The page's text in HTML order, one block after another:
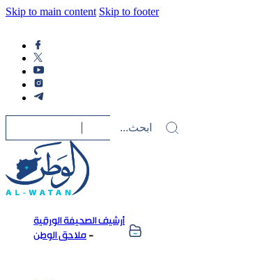
Skip to main content Skip to footer
أرشيف الصحيفة الورقية
ملاحق الوطن